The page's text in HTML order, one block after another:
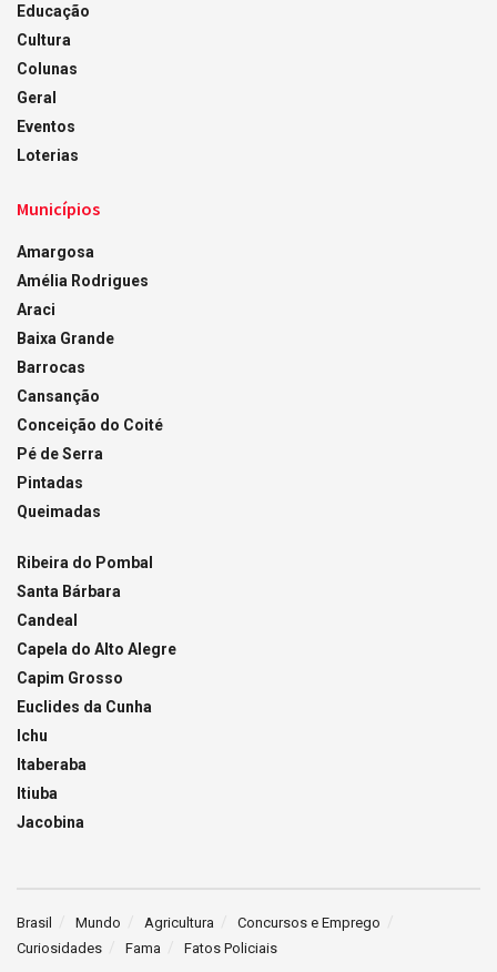
Educação
Cultura
Colunas
Geral
Eventos
Loterias
Municípios
Amargosa
Amélia Rodrigues
Araci
Baixa Grande
Barrocas
Cansanção
Conceição do Coité
Pé de Serra
Pintadas
Queimadas
Ribeira do Pombal
Santa Bárbara
Candeal
Capela do Alto Alegre
Capim Grosso
Euclides da Cunha
Ichu
Itaberaba
Itiuba
Jacobina
Brasil Mundo Agricultura
Concursos e Emprego
Curiosidades
Fama Fatos Policiais